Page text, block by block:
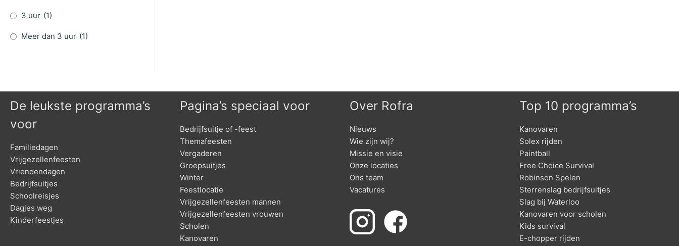
3 uur (1)
Meer dan 3 uur (1)
De leukste programma’s
voor
Familiedagen
Vrijgezellenfeesten
Vriendendagen
Bedrijfsuitjes
Schoolreisjes
Dagjes weg
Kinderfeestjes
Pagina’s speciaal voor
Bedrijfsuitje of -feest
Themafeesten
Vergaderen
Groepsuitjes
Winter
Feestlocatie
Vrijgezellenfeesten mannen
Vrijgezellenfeesten vrouwen
Scholen
Kanovaren
Over Rofra
Nieuws
Wie zijn wij?
Missie en visie
Onze locaties
Ons team
Vacatures
Top 10 programma’s
Kanovaren
Solex rijden
Paintball
Free Choice Survival
Robinson Spelen
Sterrenslag bedrijfsuitjes
Slag bij Waterloo
Kanovaren voor scholen
Kids survival
E-chopper rijden